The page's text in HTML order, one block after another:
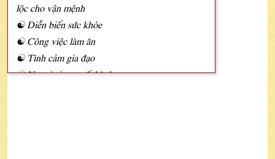
lộc cho vận mệnh
☯ Diễn biến sức khỏe
☯ Công việc làm ăn
☯ Tình cảm gia đạo
☯ Ngoại giao, xuất hành